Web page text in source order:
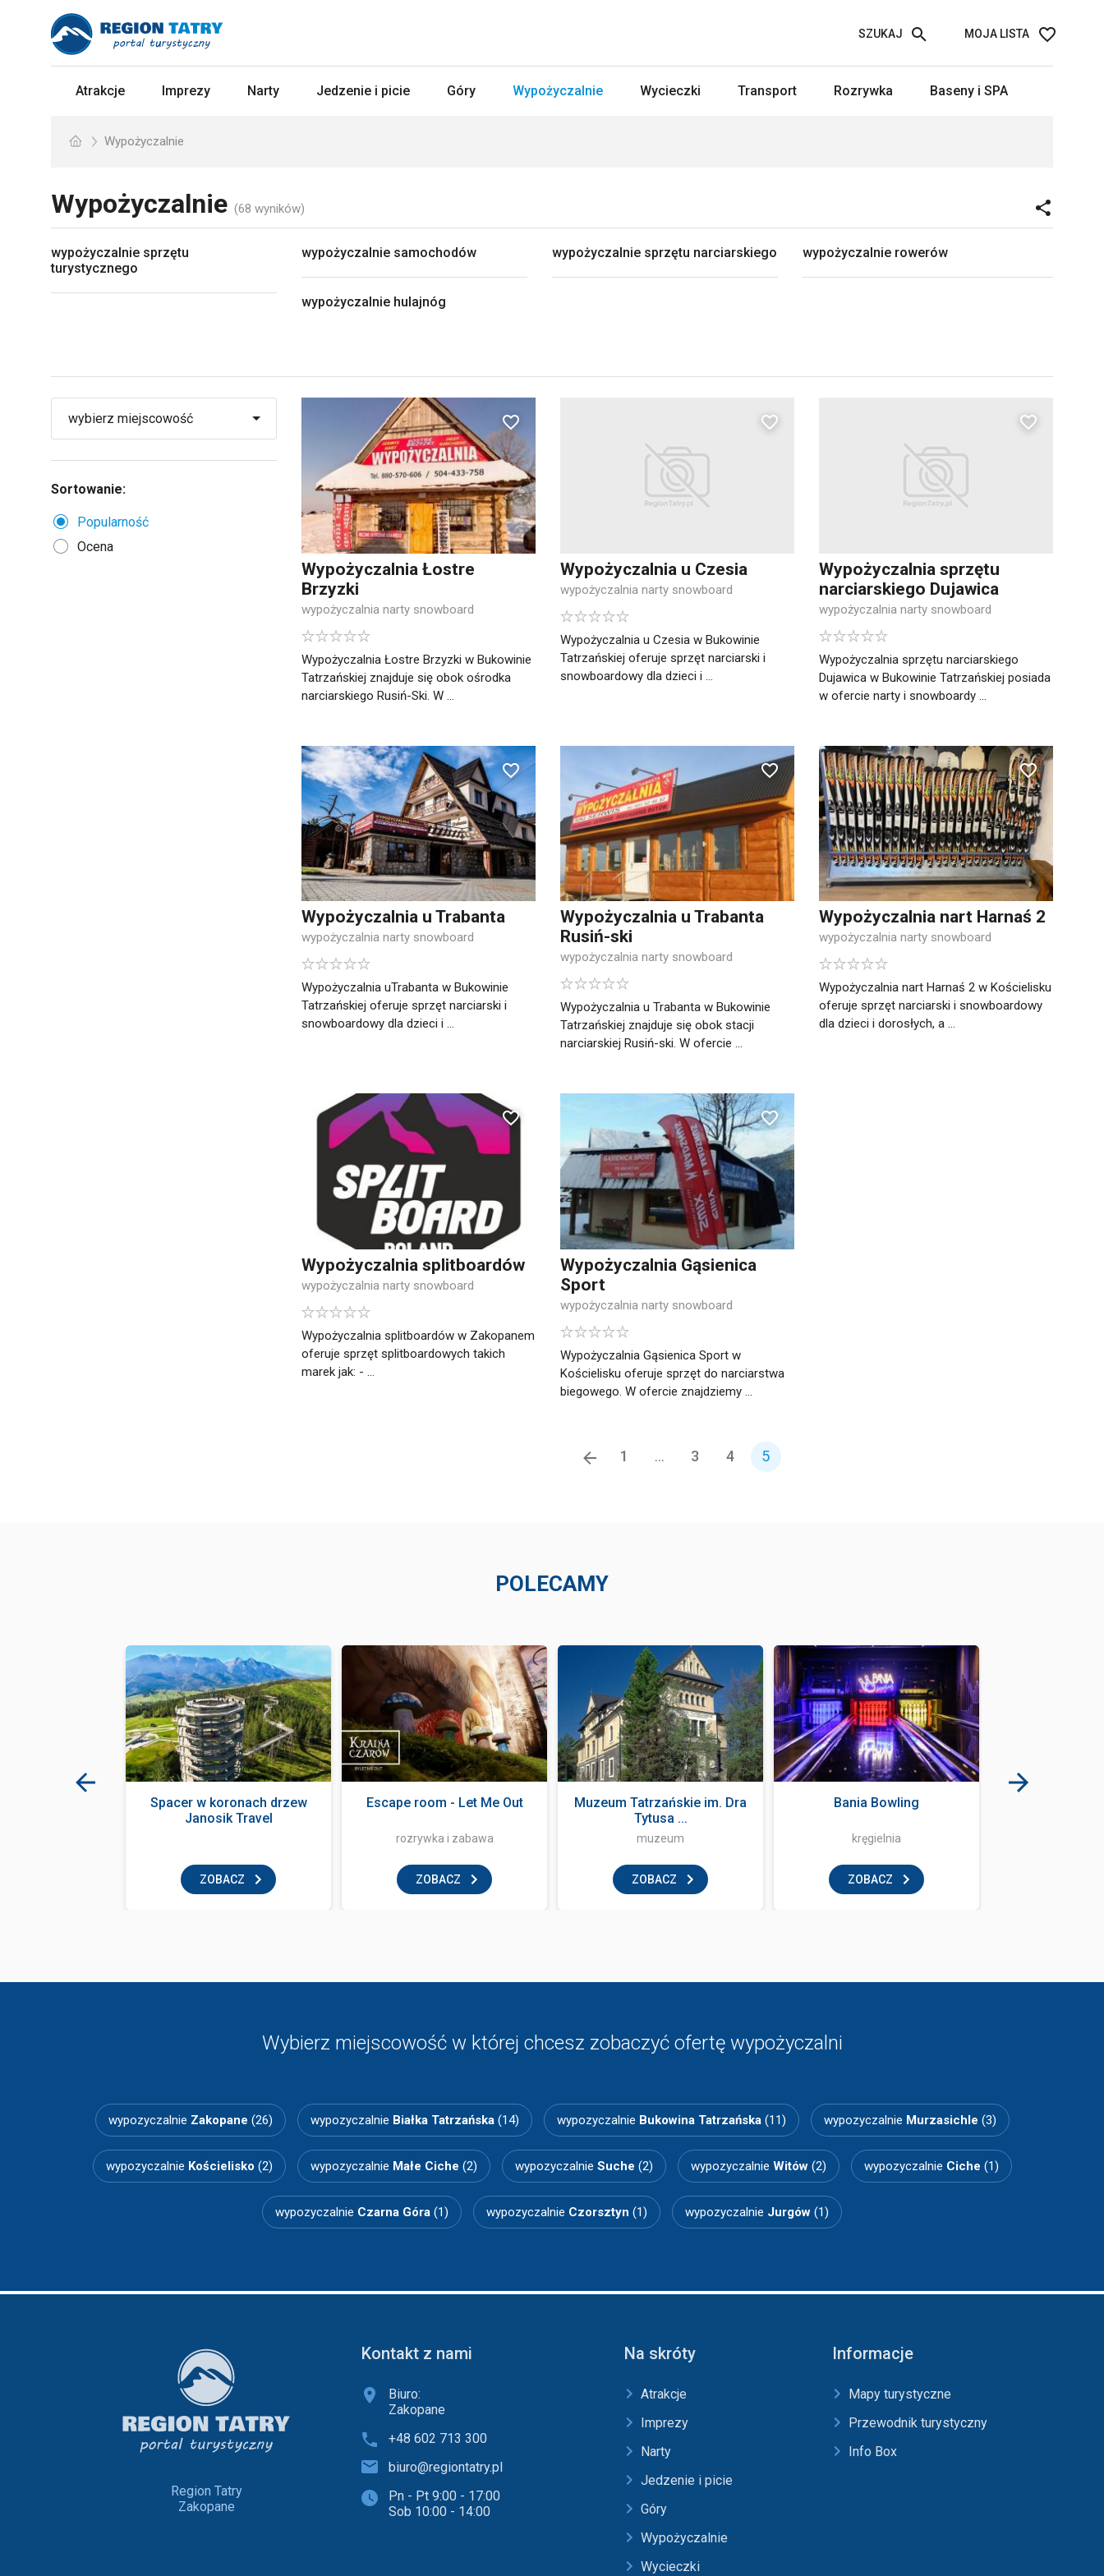
MOJA LISTA
SZUKAJ
Atrakcje Imprezy Narty Jedzenie i picie Góry Wypożyczalnie Wycieczki Transport Rozrywka Baseny i SPA
Wypożyczalnie
Wypożyczalnie (68 wyników)
wypożyczalnie sprzętu
turystycznego
wypożyczalnie samochodów wypożyczalnie sprzętu narciarskiego wypożyczalnie rowerów
wypożyczalnie hulajnóg
Wypożyczalnia Łostre
Brzyzki
wypożyczalnia narty snowboard
Wypożyczalnia Łostre Brzyzki w Bukowinie
Tatrzańskiej znajduje się obok ośrodka
narciarskiego Rusiń-Ski. W ...
Wypożyczalnia u Czesia
wypożyczalnia narty snowboard
Wypożyczalnia u Czesia w Bukowinie
Tatrzańskiej oferuje sprzęt narciarski i
snowboardowy dla dzieci i ...
Wypożyczalnia sprzętu
narciarskiego Dujawica
wypożyczalnia narty snowboard
Wypożyczalnia sprzętu narciarskiego
Dujawica w Bukowinie Tatrzańskiej posiada
w ofercie narty i snowboardy ...
Wypożyczalnia u Trabanta
wypożyczalnia narty snowboard
Wypożyczalnia uTrabanta w Bukowinie
Tatrzańskiej oferuje sprzęt narciarski i
snowboardowy dla dzieci i ...
Wypożyczalnia u Trabanta
Rusiń-ski
wypożyczalnia narty snowboard
Wypożyczalnia u Trabanta w Bukowinie
Tatrzańskiej znajduje się obok stacji
narciarskiej Rusiń-ski. W ofercie ...
Wypożyczalnia nart Harnaś 2
wypożyczalnia narty snowboard
Wypożyczalnia nart Harnaś 2 w Kościelisku
oferuje sprzęt narciarski i snowboardowy
dla dzieci i dorosłych, a ...
Wypożyczalnia splitboardów
wypożyczalnia narty snowboard
Wypożyczalnia splitboardów w Zakopanem
oferuje sprzęt splitboardowych takich
marek jak: - ...
Wypożyczalnia Gąsienica
Sport
wypożyczalnia narty snowboard
Wypożyczalnia Gąsienica Sport w
Kościelisku oferuje sprzęt do narciarstwa
biegowego. W ofercie znajdziemy ...
1 ... 3 4 5
Sortowanie:
Popularność
Ocena
POLECAMY
Spacer w koronach drzew
Janosik Travel
ZOBACZ
Escape room - Let Me Out
rozrywka i zabawa
ZOBACZ
Muzeum Tatrzańskie im. Dra
Tytusa ...
muzeum
ZOBACZ
Bania Bowling
kręgielnia
ZOBACZ
Wybierz miejscowość w której chcesz zobaczyć ofertę wypożyczalni
wypozyczalnie Zakopane (26) wypozyczalnie Białka Tatrzańska(14) wypozyczalnie Bukowina Tatrzańska(11) wypozyczalnie Murzasichle (3)
wypozyczalnie Kościelisko (2) wypozyczalnie Małe Ciche (2) wypozyczalnie Suche (2) wypozyczalnie Witów(2) wypozyczalnie Ciche (1)
wypozyczalnie Czarna Góra (1) wypozyczalnie Czorsztyn (1) wypozyczalnie Jurgów (1)
Region Tatry
Zakopane
Kontakt z nami
Biuro:
Zakopane
+48 602 713 300
biuro@regiontatry.pl
Pn - Pt 9:00 - 17:00
Sob 10:00 - 14:00
Na skróty
Atrakcje
Imprezy
Narty
Jedzenie i picie
Góry
Wypożyczalnie
Wycieczki
Informacje
Mapy turystyczne
Przewodnik turystyczny
Info Box